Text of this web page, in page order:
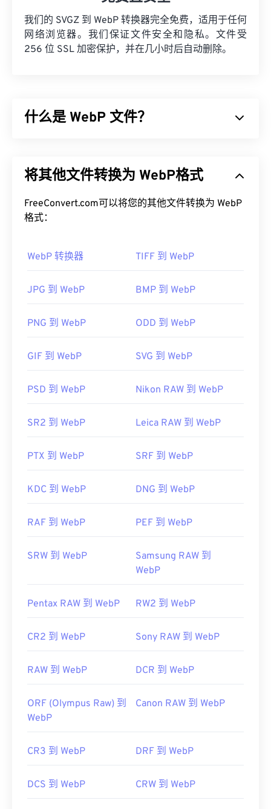
我们的 SVGZ 到 WebP 转换器完全免费，适用于任何
网络浏览器。我们保证文件安全和隐私。文件受
256 位 SSL 加密保护，并在几小时后自动删除。
什么是 WebP 文件？
JPEG (JPG)和便携式网络图形 (PNG)文件小 30%，
的加载速度非常快。
默认打开 WebP 的程序是
Google
文件也可在GIMP Microsoft Paint上自动打开。除
式。
Photopea。此外，还可以尝试 Corel PaintShop Pro
的插件。
开发者： 谷歌
有用的链接：
使用我们的颜色选择器 从 WebP 图像中选择颜色
将其他文件转换为 WebP格式
FreeConvert.com可以将您的其他文件转换为 WebP
格式：
WebP 转换器 TIFF 到 WebP
JPG 到 WebP BMP 到 WebP
PNG 到 WebP ODD 到 WebP
GIF 到 WebP SVG 到 WebP
PSD 到 WebP Nikon RAW 到 WebP
SR2 到 WebP Leica RAW 到 WebP
PTX 到 WebP SRF 到 WebP
KDC 到 WebP DNG 到 WebP
RAF 到 WebP PEF 到 WebP
SRW 到 WebP
Samsung RAW 到
WebP
Pentax RAW 到 WebP RW2 到 WebP
CR2 到 WebP Sony RAW 到 WebP
RAW 到 WebP DCR 到 WebP
ORF (Olympus Raw) 到
WebP
Canon RAW 到 WebP
CR3 到 WebP DRF 到 WebP
DCS 到 WebP CRW 到 WebP